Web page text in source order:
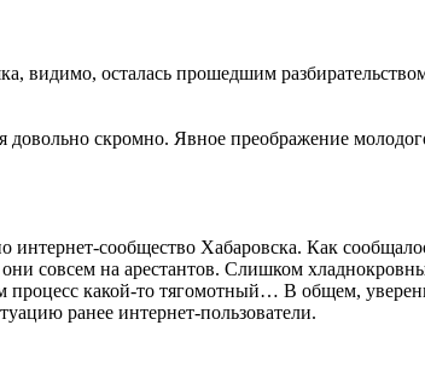
видимо, осталась прошедшим
скромно. Явное преображение
сообщество Хабаровска. Как
совсем на арестантов. Слишком
процесс какой-то тягомотный… В общем,
ранее интернет-пользователи.